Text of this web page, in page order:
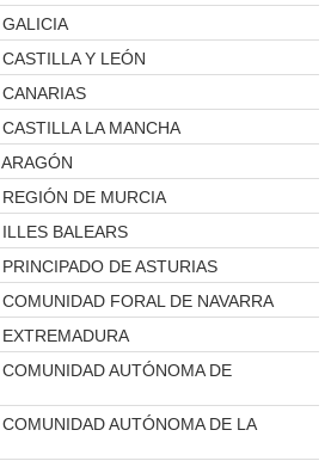
GALICIA
CASTILLA Y LEÓN
CANARIAS
CASTILLA LA MANCHA
ARAGÓN
REGIÓN DE MURCIA
ILLES BALEARS
PRINCIPADO DE ASTURIAS
COMUNIDAD FORAL DE NAVARRA
EXTREMADURA
COMUNIDAD AUTÓNOMA DE
COMUNIDAD AUTÓNOMA DE LA